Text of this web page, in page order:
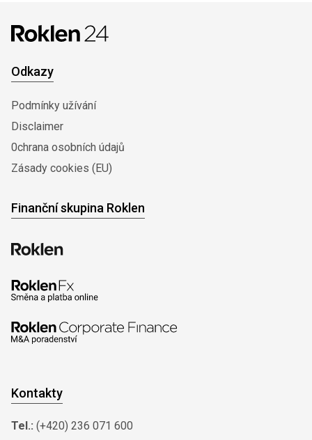
Odkazy
Podmínky užívání
Disclaimer
0chrana osobních údajů
Zásady cookies (EU)
Finanční skupina Roklen
Kontakty
Tel.: (+420) 236 071 600